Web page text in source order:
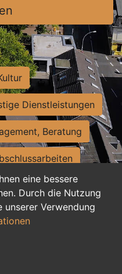
eine bessere
Durch die Nutzung
unserer Verwendung
Dienstleistungen
Beratung
Sekretariat
Ausbildung